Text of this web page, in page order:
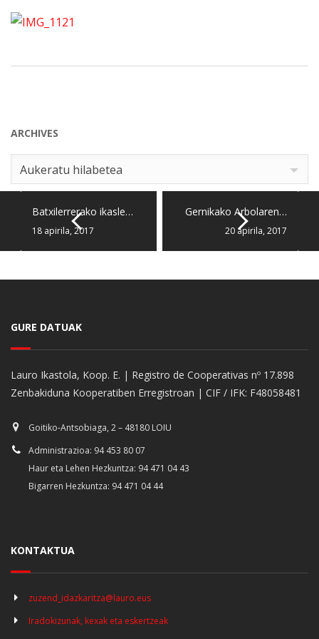
ARCHIVES
Archives
Aukeratu hilabetea
Batxilerrerako ikasle…
18 apirila, 2017
Gernikako Arbolaren…
20 apirila, 2017
GURE DATUAK
Lauro Ikastola, Koop. E. | Registro de Cooperativas nº 17.898
Zenbakiduna Kooperatiben Erregistroan | CIF / IFK: F48058481
Goitiko-Antsobiaga, 2 – 48180 LOIU
Administrazioa: 94 453 80 07
Haur eta Lehen Hezkuntza: 94 471 04 43
Bigarren Hezkuntza: 94 471 04 44
KONTAKTUA
zuzend_idazkaritza@lauro.eus
Iradokizunak, kexak eta eskertzeak